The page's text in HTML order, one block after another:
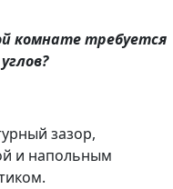
комнате требуется
зазор,
и напольным